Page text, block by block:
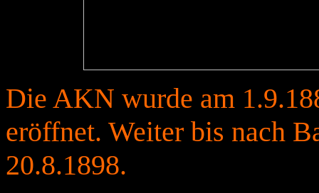
Die AKN wurde am
eröffnet. Weiter bis nach
20.8.1898.